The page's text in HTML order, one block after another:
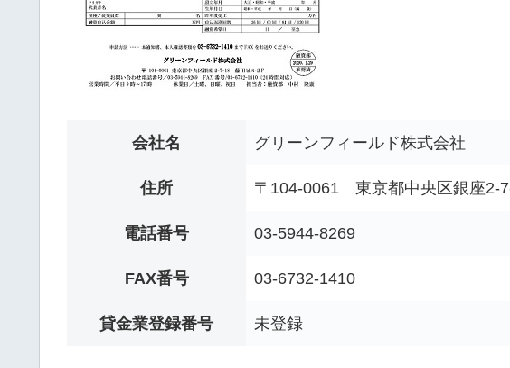
会社名 グリーンフィールド株式会社
住所 〒104-0061 東京都中央区銀座
電話番号 03-5944-8269
FAX番号 03-6732-1410
貸金業登録番号 未登録